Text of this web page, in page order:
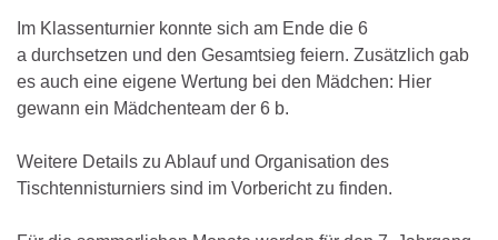
Im Klassenturnier konnte sich am Ende die 6
a durchsetzen und den Gesamtsieg feiern. Zusätzlich gab
es auch eine eigene Wertung bei den Mädchen: Hier
gewann ein Mädchenteam der 6 b.
Weitere Details zu Ablauf und Organisation des
Tischtennisturniers sind im Vorbericht zu finden.